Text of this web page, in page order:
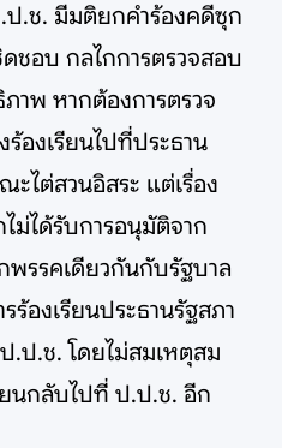
.ช. มีมติยกคำร้องคดีซุก
ชอบ กลไกการตรวจสอบ
าพ หากต้องการตรวจ
องเรียนไปที่ประธาน
ไต่สวนอิสระ แต่เรื่อง
ม่ได้รับการอนุมัติจาก
พรรคเดียวกันกับรัฐบาล
ร้องเรียนประธานรัฐสภา
.ป.ช. โดยไม่สมเหตุสม
ยนกลับไปที่ ป.ป.ช. อีก